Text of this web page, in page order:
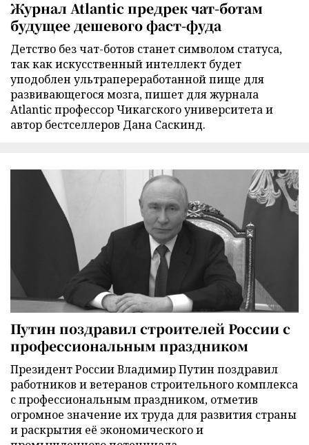
Журнал Atlantic предрек чат-ботам
будущее дешевого фаст-фуда
Детство без чат-ботов станет символом статуса,
так как искусственный интеллект будет
уподоблен ультрапереработанной пище для
развивающегося мозга, пишет для журнала
Atlantic профессор Чикагского университета и
автор бестселлеров Дана Саскинд.
Путин поздравил строителей России с
профессиональным праздником
Президент России Владимир Путин поздравил
работников и ветеранов строительного комплекса
с профессиональным праздником, отметив
огромное значение их труда для развития страны
и раскрытия её экономического и